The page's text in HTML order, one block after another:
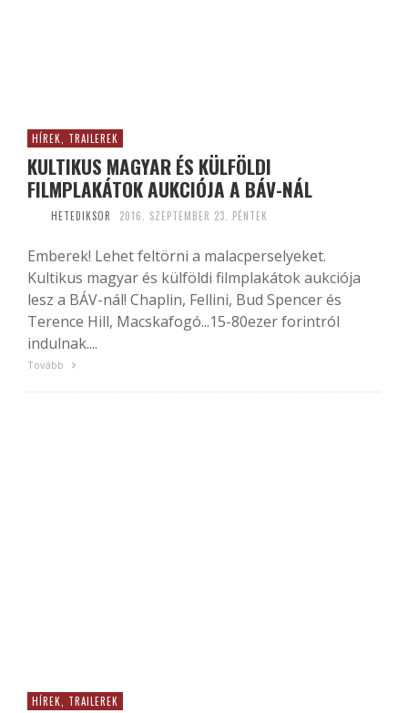
HÍREK, TRAILEREK
KULTIKUS MAGYAR ÉS KÜLFÖLDI
FILMPLAKÁTOK AUKCIÓJA A BÁV-NÁL
HETEDIKSOR 2016. SZEPTEMBER 23. PÉNTEK
Emberek! Lehet feltörni a malacperselyeket.
Kultikus magyar és külföldi filmplakátok aukciója
lesz a BÁV-nál! Chaplin, Fellini, Bud Spencer és
Terence Hill, Macskafogó...15-80ezer forintról
indulnak....
Tovább
HÍREK, TRAILEREK